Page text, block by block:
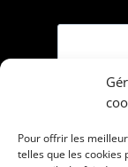
Pour offrir les
telles que les cookies